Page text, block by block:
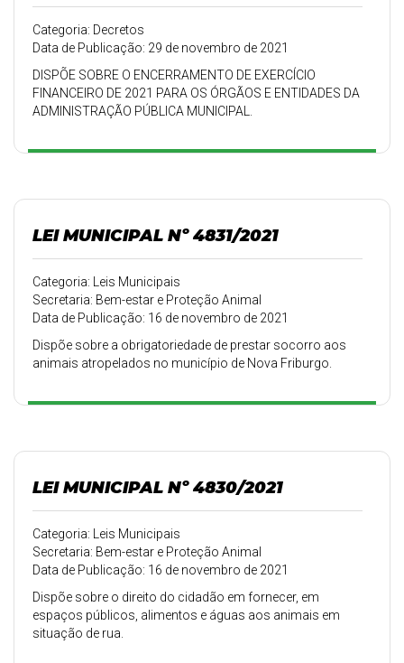
Categoria: Decretos
Data de Publicação: 29 de novembro de 2021
DISPÕE SOBRE O ENCERRAMENTO DE EXERCÍCIO
FINANCEIRO DE 2021 PARA OS ÓRGÃOS E ENTIDADES DA
ADMINISTRAÇÃO PÚBLICA MUNICIPAL.
LEI MUNICIPAL Nº 4831/2021
Categoria: Leis Municipais
Secretaria: Bem-estar e Proteção Animal
Data de Publicação: 16 de novembro de 2021
Dispõe sobre a obrigatoriedade de prestar socorro aos
animais atropelados no município de Nova Friburgo.
LEI MUNICIPAL Nº 4830/2021
Categoria: Leis Municipais
Secretaria: Bem-estar e Proteção Animal
Data de Publicação: 16 de novembro de 2021
Dispõe sobre o direito do cidadão em fornecer, em
espaços públicos, alimentos e águas aos animais em
situação de rua.